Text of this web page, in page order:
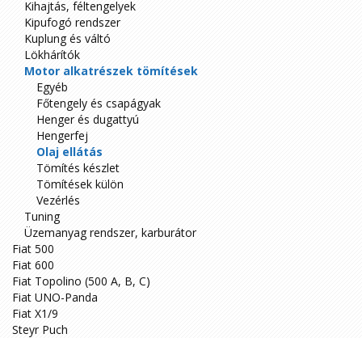
Kihajtás, féltengelyek
Kipufogó rendszer
Kuplung és váltó
Lökhárítók
Motor alkatrészek tömítések
Egyéb
Főtengely és csapágyak
Henger és dugattyú
Hengerfej
Olaj ellátás
Tömítés készlet
Tömítések külön
Vezérlés
Tuning
Üzemanyag rendszer, karburátor
Fiat 500
Fiat 600
Fiat Topolino (500 A, B, C)
Fiat UNO-Panda
Fiat X1/9
Steyr Puch